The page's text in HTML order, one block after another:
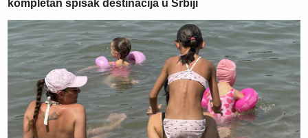
kompletan spisak destinacija u Srbiji